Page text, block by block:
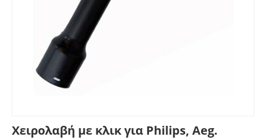
Χειρολαβή με κλικ για Philips, Aeg.